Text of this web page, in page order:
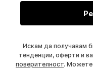
Искам да получавам
тенденции, оферти и
поверителност. Можете